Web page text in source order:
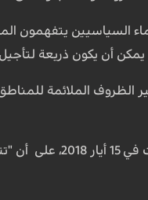
السياسيين
يمكن أن يكون ذريعة لتأجيل
الظروف الملائمة
وحدد مجلس الوزراء